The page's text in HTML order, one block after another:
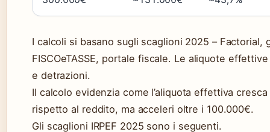
I calcoli si basano sugli scaglioni 2025 – Factorial,
FISCOeTASSE, portale fiscale. Le aliquote
e detrazioni.
Il calcolo evidenzia come l’aliquota effettiva
rispetto al reddito, ma acceleri oltre i 100.000€.
Gli scaglioni IRPEF 2025 sono i seguenti.